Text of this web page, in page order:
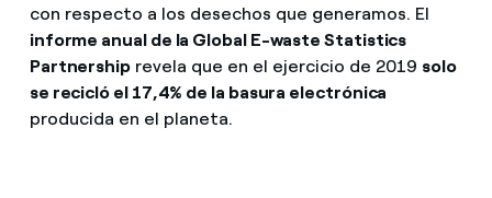
con respecto a los desechos que generamos. El
informe anual de la Global E-waste Statistics
Partnership revela que en el ejercicio de 2019 solo
se recicló el 17,4% de la basura electrónica
producida en el planeta.